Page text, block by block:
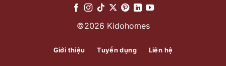
©2026 Kidohomes
Giới thiệu Tuyển dụng Liên hệ